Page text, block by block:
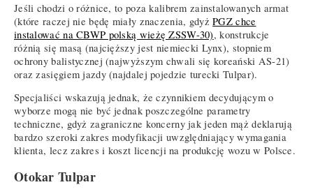
Jeśli chodzi o różnice, to poza kalibrem zainstalowanych armat
(które raczej nie będę miały znaczenia, gdyżPGZ chce
instalować na CBWP polską wieżę ZSSW-30), konstrukcje
różnią się masą (najcięższy jest niemiecki Lynx), stopniem
ochrony balistycznej (najwyższym chwali się koreański AS-21)
oraz zasięgiem jazdy (najdalej pojedzie turecki Tulpar).
Specjaliści wskazują jednak, że czynnikiem decydującym o
wyborze mogą nie być jednak poszczególne parametry
techniczne, gdyż zagraniczne koncerny jak jeden mąż deklarują
bardzo szeroki zakres modyfikacji uwzględniający wymagania
klienta, lecz zakres i koszt licencji na produkcję wozu w Polsce.
Otokar Tulpar